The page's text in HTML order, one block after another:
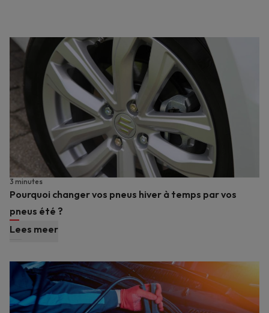
Pourquoi changer vos pneus hiver à temps par vos
pneus été ?
3 minutes
Lees meer